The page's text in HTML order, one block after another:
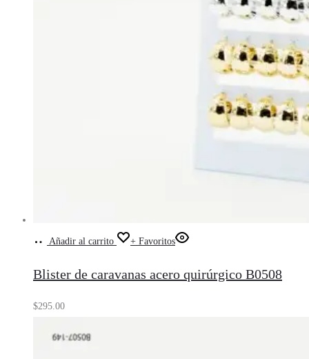
Añadir al carrito + Favoritos
Blister de caravanas acero quirúrgico B0508
$295.00